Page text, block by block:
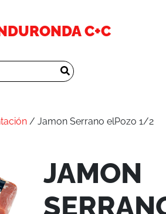
C+C
/ Jamon Serrano elPozo 1/2
JAMON